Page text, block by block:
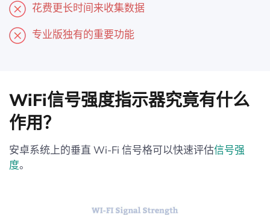
花费更长时间来收集数据
专业版独有的重要功能
WiFi信号强度指示器究竟有什么
作用？
安卓系统上的垂直 Wi-Fi 信号格可以快速评估信号强
度。